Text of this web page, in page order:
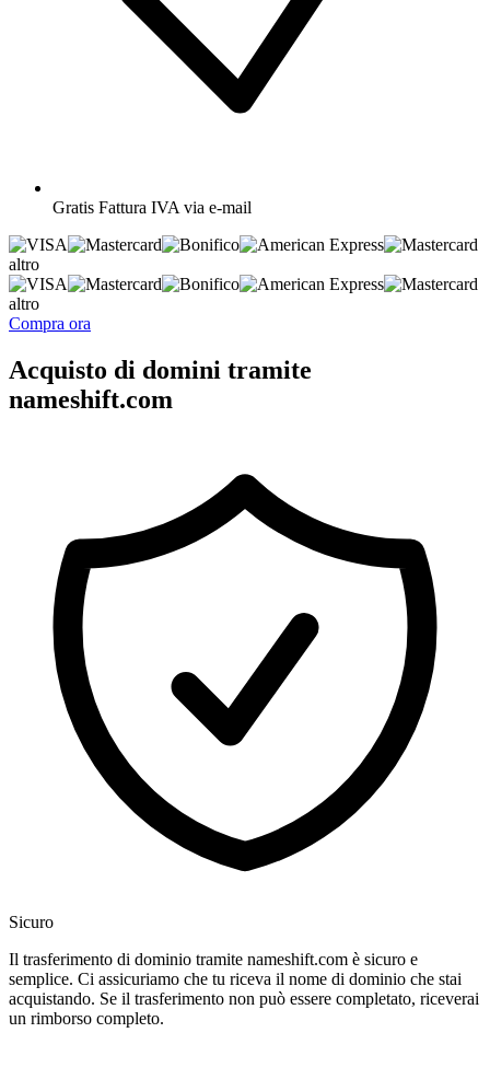
Gratis Fattura IVA via e-mail
altro
altro
Compra ora
Acquisto di domini tramite
nameshift.com
Sicuro
Il trasferimento di dominio tramite nameshift.com è sicuro e
semplice. Ci assicuriamo che tu riceva il nome di dominio che stai
acquistando. Se il trasferimento non può essere completato, riceverai
un rimborso completo.